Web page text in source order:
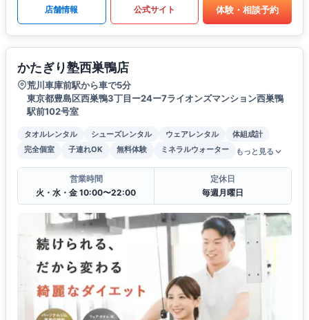
店舗情報 公式サイト 体験・相談予約
かたぎり塾西巣鴨店
荒川車庫前駅から車で5分
東京都豊島区西巣鴨3丁目ー24ー7ライオンズマンション西巣鴨
駅前102号室
タオルレンタル シューズレンタル ウェアレンタル
体組成計
完全個室
子連れOK 無料体験 ミネラルウォーター もっと見る
営業時間
火・水・金 10:00〜22:00
定休日
毎週月曜日